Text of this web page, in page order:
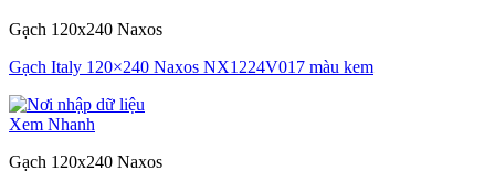
Gạch 120x240 Naxos
Gạch Italy 120×240 Naxos NX1224V017 màu kem
Xem Nhanh
Gạch 120x240 Naxos